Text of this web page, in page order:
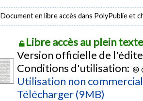
Document en libre accès dans PolyPublie et
Libre accès au plein
Version officielle de
Conditions d'utilisation:
Utilisation non
Télécharger (9MB)